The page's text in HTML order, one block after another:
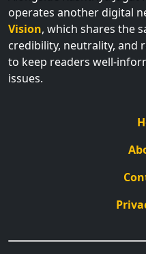
operates another digital
Vision, which shares the
credibility, neutrality, and
to keep readers well-
issues.